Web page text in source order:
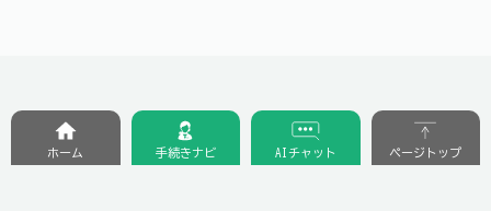
ホーム 手続きナビ AIチャット ページトップ